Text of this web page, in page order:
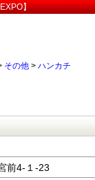
】
その他 > ハンカチ
前4-１-23